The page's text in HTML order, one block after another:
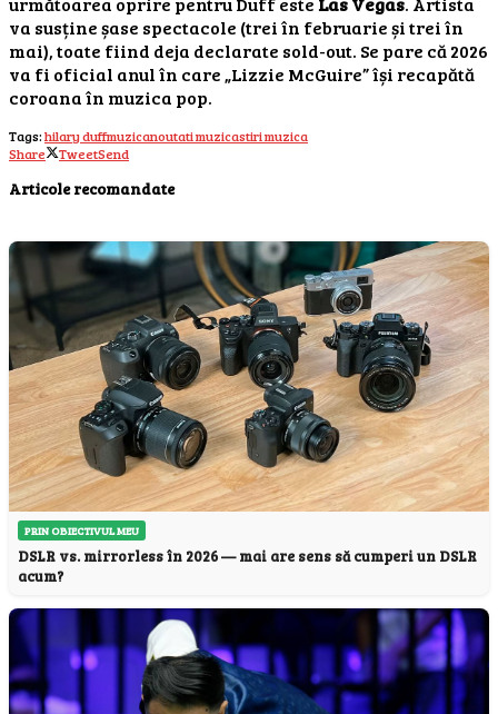
va susține șase spectacole (trei în februarie și trei în
mai), toate fiind deja declarate sold-out. Se pare că 2026
va fi oficial anul în care „Lizzie McGuire” își recapătă
coroana în muzica pop.
Tags:hilary duffmuzicanoutati muzicastiri muzica
Share
TweetSend
Articole recomandate
PRIN OBIECTIVUL MEU
DSLR vs. mirrorless în 2026 — mai are sens să cumperi un DSLR
acum?